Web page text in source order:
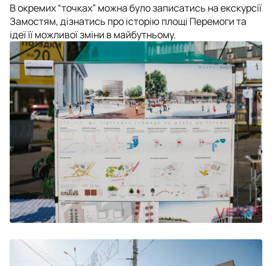
В окремих “точках” можна було записатись на екскурсії
Замостям, дізнатись про історію площі Перемоги та
ідеї її можливої зміни в майбутньому.